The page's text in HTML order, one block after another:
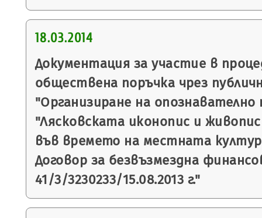
18.03.2014
Документация за участие в
обществена поръчка чрез
"Организиране на
"Лясковската иконопис и
във времето на местната
Договор за безвъзмездна
41/3/3230233/15.08.2013 г."